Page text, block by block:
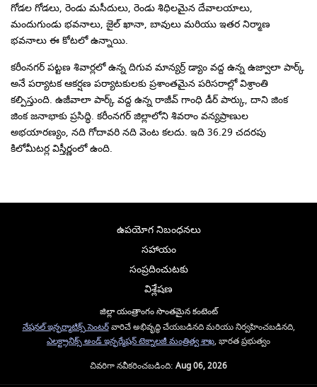
గోడల గోడలు, రెండు మసీదులు, రెండు శిధిలమైన దేవాలయాలు,
మందుగుండు భవనాలు, జైల్ ఖానా, బావులు మరియు ఇతర నిర్మాణ
భవనాలు ఈ కోటలో ఉన్నాయి.
కరీంనగర్ పట్టణ శివార్లలో ఉన్న దిగువ మాన్యర్ర్ డ్యాం వద్ద ఉన్న ఉజ్వాలా పార్క్
అనే పర్యాటక ఆకర్షణ పర్యాటకులకు ప్రశాంతమైన పరిసరాల్లో విశ్రాంతి
కల్పిస్తుంది. ఉజీవాలా పార్క్ వద్ద ఉన్న రాజీవ్ గాంధి డీర్ పార్కు, దాని జింక
జింక జనాభాకు ప్రసిద్ధి. కరీంనగర్ జిల్లాలోని శివరాం వన్యప్రాణుల
అభయారణ్యం, నది గోదావరి నది వెంట కలదు. ఇది 36.29 చదరపు
కిలోమీటర్ల విస్తీర్ణంలో ఉంది.
ఉపయోగ నిబంధనలు
సహాయం
సంప్రదించుటకు
విశ్లేషణ
జిల్లా యంత్రాంగం సొంతమైన కంటెంట్
నేషనల్ ఇన్ఫర్మాటిక్స్ సెంటర్వారిచే అభివృద్ధి చేయబడినది మరియు నిర్వహించబడినది,
ఎలక్ట్రానిక్స్ అండ్ ఇన్ఫర్మేషన్ టెక్నాలజీ మంత్రిత్వ శాఖ, భారత ప్రభుత్వం
చివరిగా నవీకరించబడింది: Aug 06, 2026